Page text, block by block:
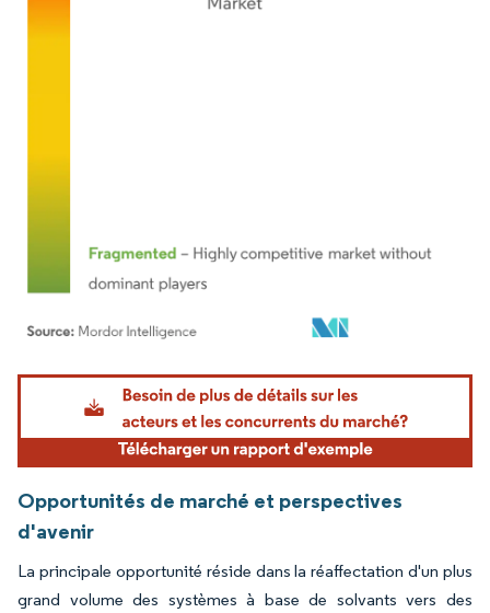
Image © Mordor Intelligence. La réutilisation nécessite une attribution sous CC BY
Opportunités de marché et perspectives
d'avenir
La principale opportunité réside dans la réaffectation d'un plus
grand volume des systèmes à base de solvants vers des